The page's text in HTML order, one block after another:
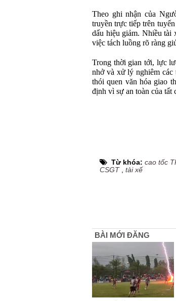
Theo ghi nhận của
truyền trực tiếp trên
dấu hiệu giảm. Nhiều tài
việc tách luồng rõ ràng
Trong thời gian tới, lực
nhở và xử lý nghiêm
thói quen văn hóa giao
định vì sự an toàn của tất
Từ khóa: cao tốc
CSGT, tài xế
BÀI MỚI ĐĂNG